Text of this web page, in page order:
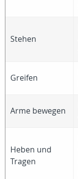
Stehen
Greifen
Arme bewegen
Heben und
Tragen